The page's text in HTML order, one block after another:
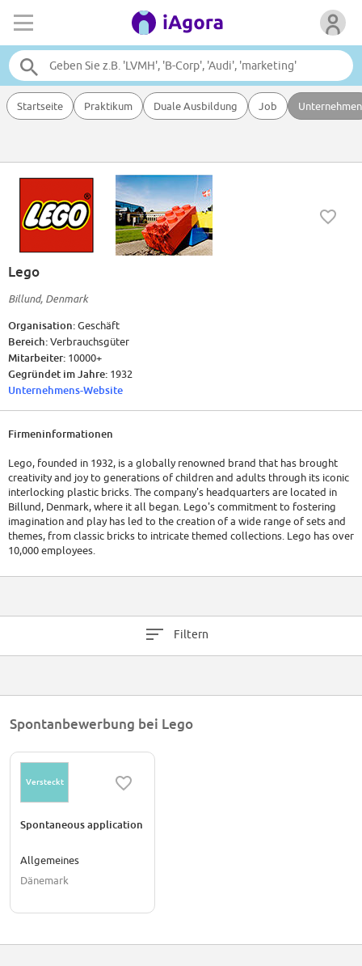
Startseite Praktikum Duale Ausbildung Job Unternehmen
Lego
Billund, Denmark
Organisation:Geschäft
Bereich:Verbrauchsgüter
Mitarbeiter: 10000+
Gegründet im Jahre: 1932
Unternehmens-Website
Firmeninformationen
Lego, founded in 1932, is a globally renowned brand that has brought
creativity and joy to generations of children and adults through its iconic
interlocking plastic bricks. The company's headquarters are located in
Billund, Denmark, where it all began. Lego's commitment to fostering
imagination and play has led to the creation of a wide range of sets and
themes, from classic bricks to intricate themed collections. Lego has over
10,000 employees.
Lego's financial performance has been robust, consistently achieving
Filtern
Spontanbewerbung bei Lego
Versteckt
Spontaneous application
Allgemeines
Dänemark